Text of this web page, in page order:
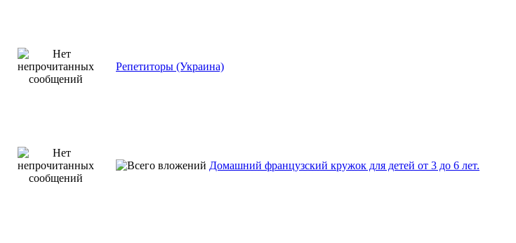
Репетиторы (Украина)
Домашний французский кружок для детей от 3 до 6 лет.